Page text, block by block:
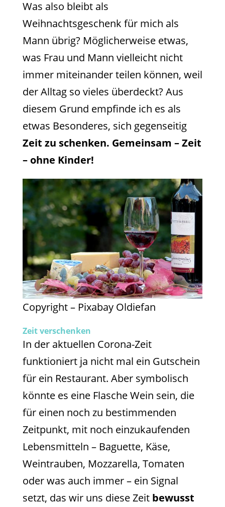
Was also bleibt als
Weihnachtsgeschenk für mich als
Mann übrig? Möglicherweise etwas,
was Frau und Mann vielleicht nicht
immer miteinander teilen können, weil
der Alltag so vieles überdeckt? Aus
diesem Grund empfinde ich es als
etwas Besonderes, sich gegenseitig
Zeit zu schenken. Gemeinsam – Zeit
– ohne Kinder!
Copyright – Pixabay Oldiefan
Zeit verschenken
In der aktuellen Corona-Zeit
funktioniert ja nicht mal ein Gutschein
für ein Restaurant. Aber symbolisch
könnte es eine Flasche Wein sein, die
für einen noch zu bestimmenden
Zeitpunkt, mit noch einzukaufenden
Lebensmitteln – Baguette, Käse,
Weintrauben, Mozzarella, Tomaten
oder was auch immer – ein Signal
setzt, das wir uns diese Zeit bewusst